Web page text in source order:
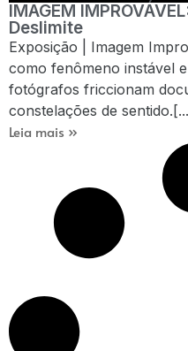
IMAGEM
Deslimite
Exposição | Imagem
como fenômeno instável
fotógrafos friccionam
constelações de
Leia mais »